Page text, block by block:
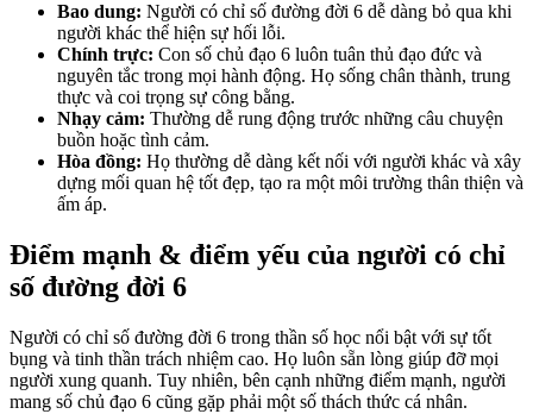
Bao dung: Người có chỉ số đường đời 6 dễ dàng bỏ qua khi
người khác thể hiện sự hối lỗi.
Chính trực: Con số chủ đạo 6 luôn tuân thủ đạo đức và
nguyên tắc trong mọi hành động. Họ sống chân thành, trung
thực và coi trọng sự công bằng.
Nhạy cảm: Thường dễ rung động trước những câu chuyện
buồn hoặc tình cảm.
Hòa đồng: Họ thường dễ dàng kết nối với người khác và xây
dựng mối quan hệ tốt đẹp, tạo ra một môi trường thân thiện và
ấm áp.
Điểm mạnh & điểm yếu của người có chỉ
số đường đời 6
Người có chỉ số đường đời 6 trong thần số học nổi bật với sự tốt
bụng và tinh thần trách nhiệm cao. Họ luôn sẵn lòng giúp đỡ mọi
người xung quanh. Tuy nhiên, bên cạnh những điểm mạnh, người
mang số chủ đạo 6 cũng gặp phải một số thách thức cá nhân.